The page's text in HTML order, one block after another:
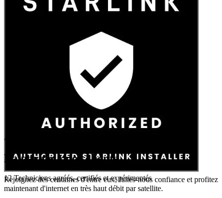
12Techniciens agréés, certifiés et expérimentés
Avis Google
La parole à nos clients
Rejoignez des centaines d'entre eux, faites-nous confiance et profitez
maintenant d'internet en très haut débit par satellite.